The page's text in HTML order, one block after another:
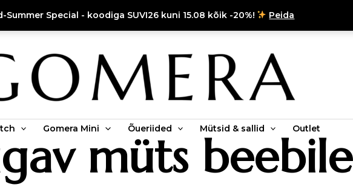
Summer Special - koodiga SUVI26 kuni 15.08 kõik -20%! Peida
Gomera Mini Õueriided Mütsid & sallid Outlet
müts beebile